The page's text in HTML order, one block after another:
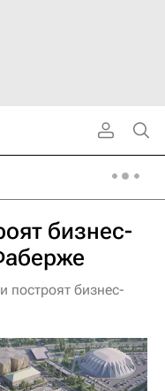
бизнес-
построят бизнес-